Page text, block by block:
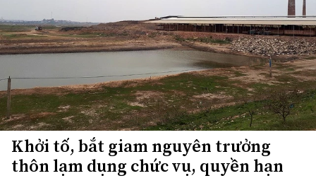
Khởi tố, bắt giam nguyên trưởng
thôn lạm dụng chức vụ, quyền hạn